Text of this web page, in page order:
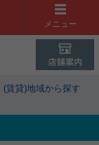
メニュー
(賃貸)地域から探す